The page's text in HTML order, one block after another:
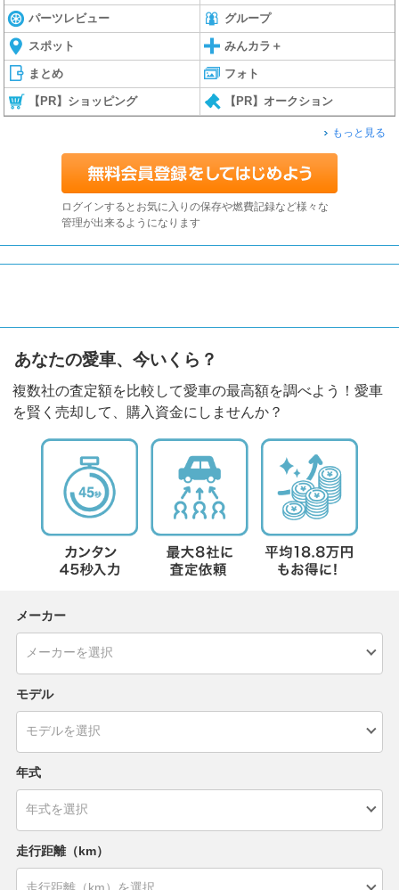
パーツレビュー グループ
スポット みんカラ＋
まとめ フォト
【PR】ショッピング 【PR】オークション
もっと見る
ログインするとお気に入りの保存や燃費記録など様々な
管理が出来るようになります
あなたの愛車、今いくら？
複数社の査定額を比較して愛車の最高額を調べよう！愛車
を賢く売却して、購入資金にしませんか？
メーカー
モデル
年式
走行距離（km）